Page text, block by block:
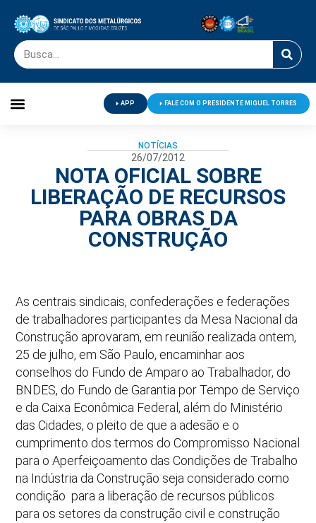
APP FALE COM O PRESIDENTE MIGUEL TORRES
NOTÍCIAS
26/07/2012
NOTA OFICIAL SOBRE
LIBERAÇÃO DE RECURSOS
PARA OBRAS DA
CONSTRUÇÃO
As centrais sindicais, confederações e federações
de trabalhadores participantes da Mesa Nacional da
Construção aprovaram, em reunião realizada ontem,
25 de julho, em São Paulo, encaminhar aos
conselhos do Fundo de Amparo ao Trabalhador, do
BNDES, do Fundo de Garantia por Tempo de Serviço
e da Caixa Econômica Federal, além do Ministério
das Cidades, o pleito de que a adesão e o
cumprimento dos termos do Compromisso Nacional
para o Aperfeiçoamento das Condições de Trabalho
na Indústria da Construção seja considerado como
condição para a liberação de recursos públicos
para os setores da construção civil e construção